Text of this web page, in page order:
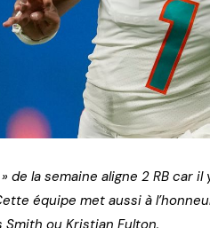
de la semaine aligne 2 RB
équipe met aussi à
Smith ou Kristian Fulton.